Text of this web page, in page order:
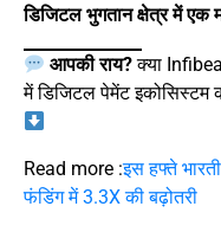
डिजिटल भुगतान क्षेत्र में एक
आपकी राय?क्या
में डिजिटल पेमेंट इकोसिस्टम
Read more :इस हफ्ते
फंडिंग में 3.3X की बढ़ोतरी